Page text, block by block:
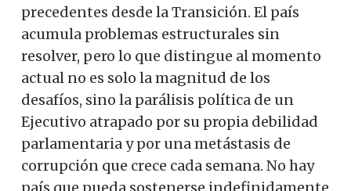
precedentes desde la Transición. El país
acumula problemas estructurales sin
resolver, pero lo que distingue al momento
actual no es solo la magnitud de los
desafíos, sino la parálisis política de un
Ejecutivo atrapado por su propia debilidad
parlamentaria y por una metástasis de
corrupción que crece cada semana. No hay
país que pueda sostenerse indefinidamente